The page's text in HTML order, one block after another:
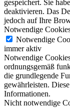
gespeichert. Sie
deaktivieren. Das
jedoch auf Ihre
Notwendige
Notwendige
immer aktiv
Notwendige
ordnungsgemäß
die grundlegende
gewährleisten.
Informationen.
Nicht notwendige